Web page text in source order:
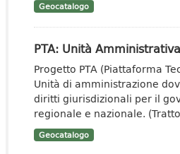
Geocatalogo
PTA: Unità
Progetto PTA (Piattaforma
Unità di amministrazione
diritti giurisdizionali per il
regionale e nazionale.
Geocatalogo